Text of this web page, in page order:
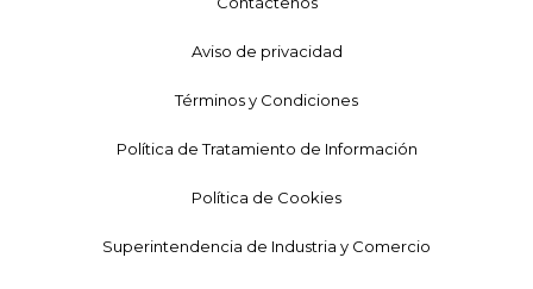
Aviso de privacidad
Términos y Condiciones
Política de Tratamiento de Información
Política de Cookies
Superintendencia de Industria y Comercio